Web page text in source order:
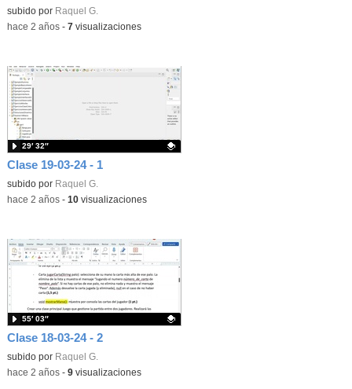
Contenido educativo.
subido por Raquel G.
-hace 2 años- 7visualizaciones
Clase 19-03-24 - 1
Contenido educativo.
subido por Raquel G.
29′ 32″
-hace 2 años- 10visualizaciones
Clase 18-03-24 - 2
Contenido educativo.
subido por Raquel G.
55′ 03″
-hace 2 años- 9visualizaciones